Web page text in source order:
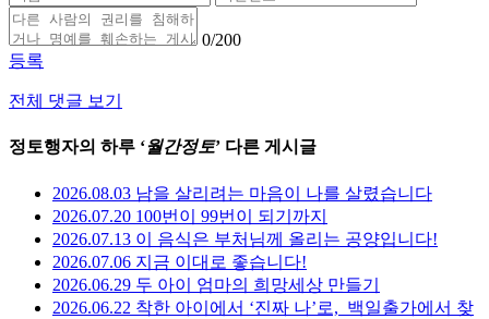
0/200
등록
전체 댓글 보기
정토행자의 하루 ‘월간정토’ 다른 게시글
2026.08.03 남을 살리려는 마음이 나를 살렸습니다
2026.07.20 100번이 99번이 되기까지
2026.07.13 이 음식은 부처님께 올리는 공양입니다!
2026.07.06 지금 이대로 좋습니다!
2026.06.29 두 아이 엄마의 희망세상 만들기
2026.06.22 착한 아이에서 ‘진짜 나’로,_백일출가에서 찾